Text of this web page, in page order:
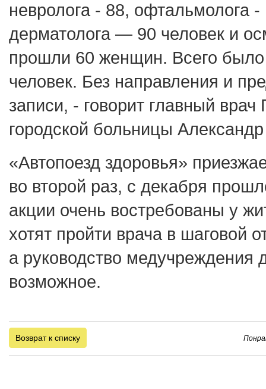
невролога - 88, офтальмолога -
дерматолога — 90 человек и
прошли 60 женщин. Всего
человек. Без направления и
записи, - говорит главный врач
городской больницы
«Автопоезд здоровья»
во второй раз, с декабря
акции очень востребованы у
хотят пройти врача в шаговой
а руководство медучреждения
возможное.
Возврат к списку